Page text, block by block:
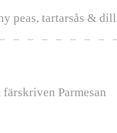
peas, tartarsås &
Parmesan